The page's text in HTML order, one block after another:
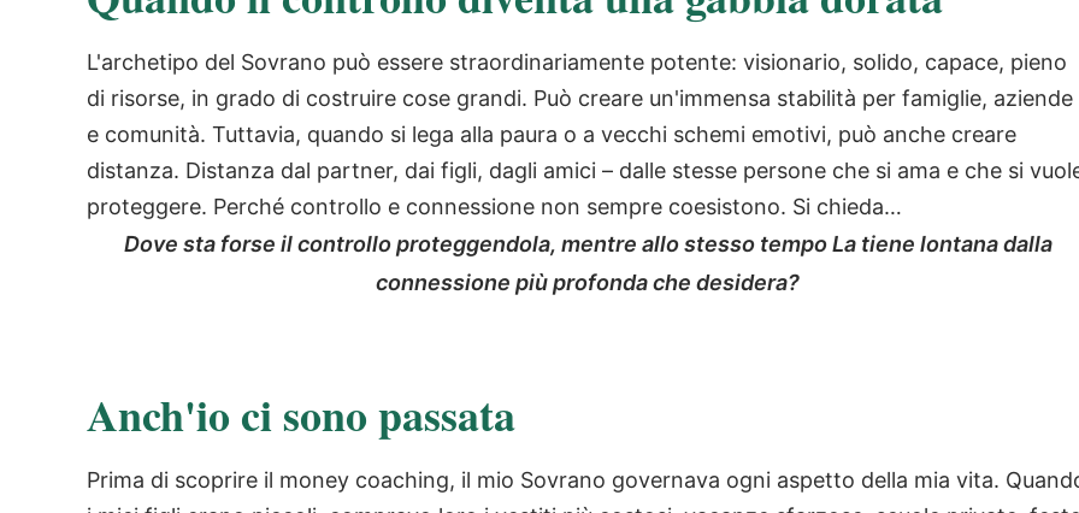
L'archetipo del Sovrano può essere straordinariamente potente: visionario, solido, capace, pieno
di risorse, in grado di costruire cose grandi. Può creare un'immensa stabilità per famiglie, aziende
e comunità. Tuttavia, quando si lega alla paura o a vecchi schemi emotivi, può anche creare
distanza. Distanza dal partner, dai figli, dagli amici – dalle stesse persone che si ama e che si
proteggere. Perché controllo e connessione non sempre coesistono. Si chieda…
Dove sta forse il controllo proteggendola, mentre allo stesso tempo La tiene lontana dalla
connessione più profonda che desidera?
Anch'io ci sono passata
Prima di scoprire il money coaching, il mio Sovrano governava ogni aspetto della mia vita.